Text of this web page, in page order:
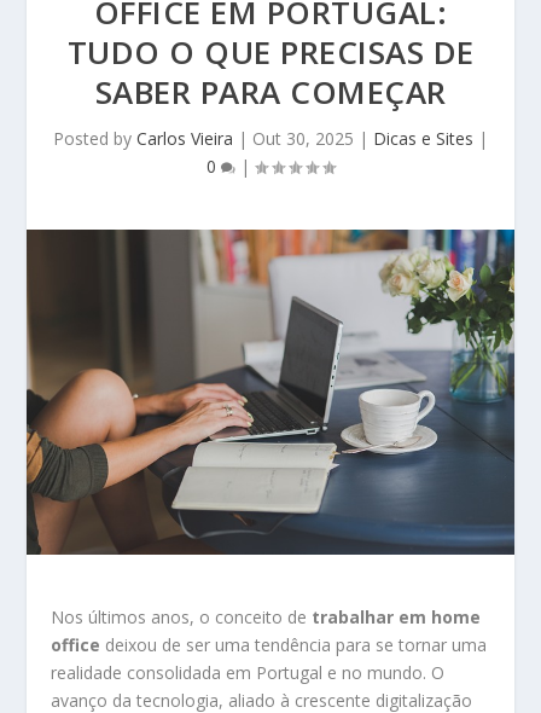
OFFICE EM PORTUGAL:
TUDO O QUE PRECISAS DE
SABER PARA COMEÇAR
Posted by Carlos Vieira | Out 30, 2025 | Dicas e Sites |
0
|
Nos últimos anos, o conceito de trabalhar em home
office deixou de ser uma tendência para se tornar uma
realidade consolidada em Portugal e no mundo. O
avanço da tecnologia, aliado à crescente digitalização